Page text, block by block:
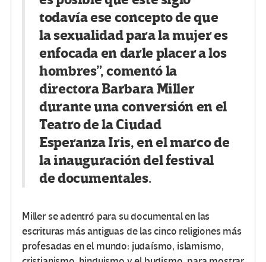
todavía ese concepto de que
la sexualidad para la mujer es
enfocada en darle placer a los
hombres”, comentó la
directora Barbara Miller
durante una conversión en el
Teatro de la Ciudad
Esperanza Iris, en el marco de
la inauguración del festival
de documentales.
Miller se adentró para su documental en las
escrituras más antiguas de las cinco religiones más
profesadas en el mundo: judaísmo, islamismo,